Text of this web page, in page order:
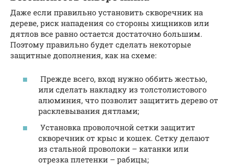
Даже если правильно установить скворечник на
дереве, риск нападения со стороны хищников или
дятлов все равно остается достаточно большим.
Поэтому правильно будет сделать некоторые
защитные дополнения, как на схеме:
Прежде всего, вход нужно оббить жестью,
или сделать накладку из толстолистового
алюминия, что позволит защитить дерево от
расклевывания дятлами;
Установка проволочной сетки защитит
скворечник от крыс и кошек. Сетку делают
из стальной проволоки – катанки или
отрезка плетенки – рабицы;